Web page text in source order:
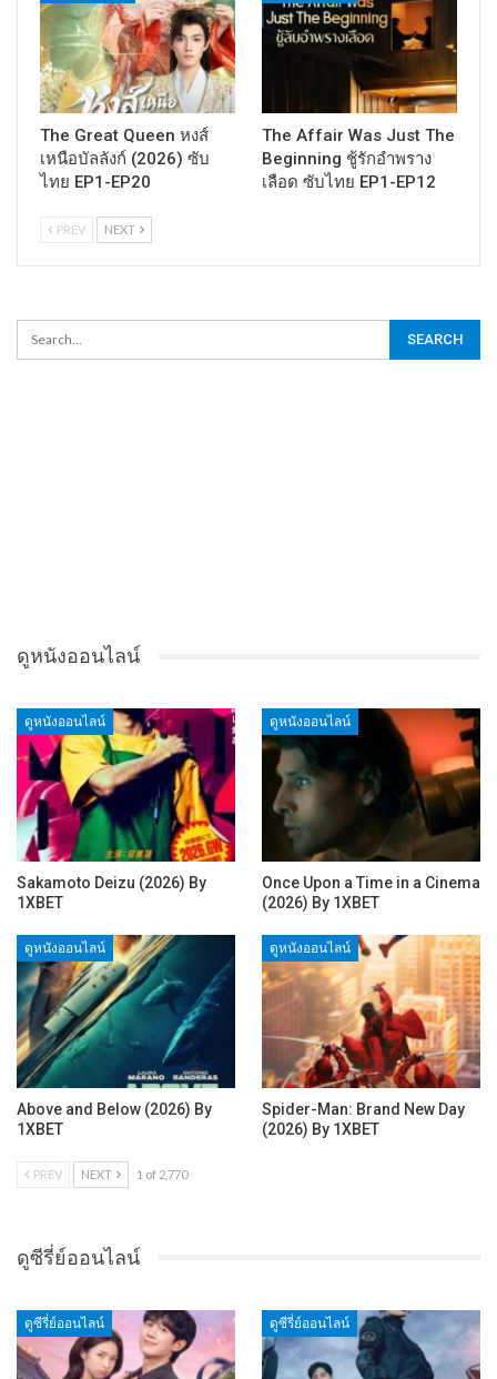
The Great Queen หงส์
เหนือบัลลังก์ (2026) ซับ
ไทย EP1-EP20
The Affair Was Just The
Beginning ชู้รักอำพราง
เลือด ซับไทย EP1-EP12
PREV NEXT
ดูหนังออนไลน์
ดูหนังออนไลน์
Sakamoto Deizu (2026) By
1XBET
ดูหนังออนไลน์
Once Upon a Time in a Cinema
(2026) By 1XBET
ดูหนังออนไลน์
Above and Below (2026) By
1XBET
ดูหนังออนไลน์
Spider-Man: Brand New Day
(2026) By 1XBET
PREV NEXT 1 of 2,770
ดูซีรี่ย์ออนไลน์
ดูซีรี่ย์ออนไลน์ ดูซีรี่ย์ออนไลน์